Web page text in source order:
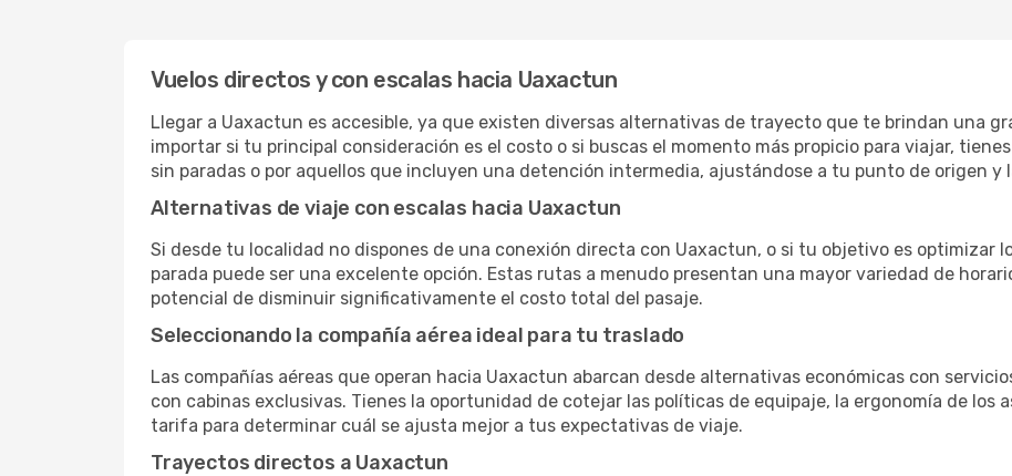
Vuelos directos y con escalas hacia Uaxactun
Llegar a Uaxactun es accesible, ya que existen diversas alternativas de trayecto que te brindan una
importar si tu principal consideración es el costo o si buscas el momento más propicio para viajar,
sin paradas o por aquellos que incluyen una detención intermedia, ajustándose a tu punto de origen y
Alternativas de viaje con escalas hacia Uaxactun
Si desde tu localidad no dispones de una conexión directa con Uaxactun, o si tu objetivo es optimizar
parada puede ser una excelente opción. Estas rutas a menudo presentan una mayor variedad de
potencial de disminuir significativamente el costo total del pasaje.
Seleccionando la compañía aérea ideal para tu traslado
Las compañías aéreas que operan hacia Uaxactun abarcan desde alternativas económicas con
con cabinas exclusivas. Tienes la oportunidad de cotejar las políticas de equipaje, la ergonomía de los
tarifa para determinar cuál se ajusta mejor a tus expectativas de viaje.
Trayectos directos a Uaxactun